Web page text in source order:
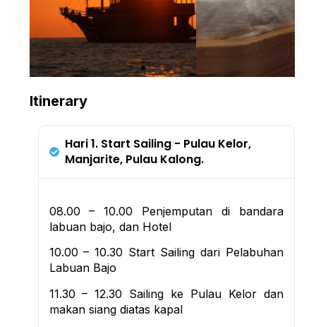
Itinerary
Hari 1. Start Sailing - Pulau Kelor,
Manjarite, Pulau Kalong.
08.00 – 10.00 Penjemputan di bandara
labuan bajo, dan Hotel
10.00 – 10.30 Start Sailing dari Pelabuhan
Labuan Bajo
11.30 – 12.30 Sailing ke Pulau Kelor dan
makan siang diatas kapal